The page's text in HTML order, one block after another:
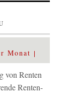
Monat
von Renten
Renten-